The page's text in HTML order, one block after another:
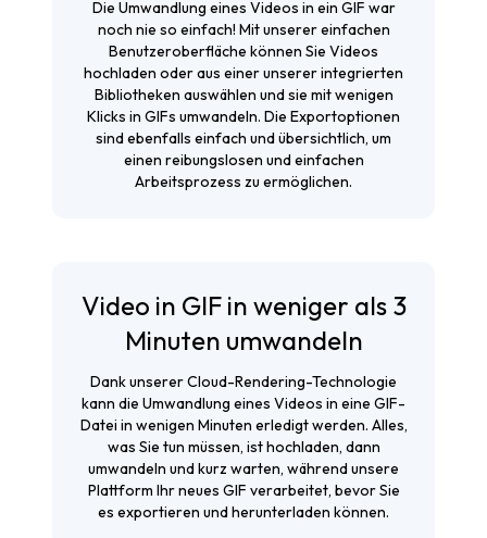
Die Umwandlung eines Videos in ein GIF war
noch nie so einfach! Mit unserer einfachen
Benutzeroberfläche können Sie Videos
hochladen oder aus einer unserer integrierten
Bibliotheken auswählen und sie mit wenigen
Klicks in GIFs umwandeln. Die Exportoptionen
sind ebenfalls einfach und übersichtlich, um
einen reibungslosen und einfachen
Arbeitsprozess zu ermöglichen.
Video in GIF in weniger als 3
Minuten umwandeln
Dank unserer Cloud-Rendering-Technologie
kann die Umwandlung eines Videos in eine GIF-
Datei in wenigen Minuten erledigt werden. Alles,
was Sie tun müssen, ist hochladen, dann
umwandeln und kurz warten, während unsere
Plattform Ihr neues GIF verarbeitet, bevor Sie
es exportieren und herunterladen können.